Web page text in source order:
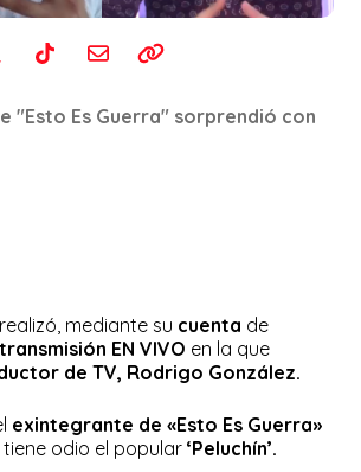
"Esto Es Guerra" sorprendió con
realizó, mediante su cuenta de
transmisión EN VIVO en la que
de TV, Rodrigo González.
exintegrante de «Esto Es Guerra»
tiene odio el popular‘Peluchín’.